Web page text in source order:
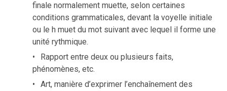
finale normalement muette, selon certaines
conditions grammaticales, devant la voyelle initiale
ou le h muet du mot suivant avec lequel il forme une
unité rythmique.
Rapport entre deux ou plusieurs faits,
phénomènes, etc.
Art, manière d’exprimer l’enchaînement des